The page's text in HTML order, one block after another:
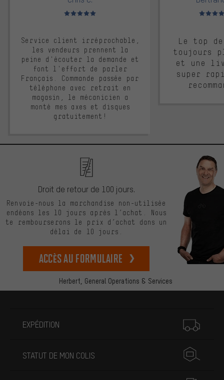
Note moyenne : 5 sur 5
Service client irréprochable,
les vendeurs prennent la
peine d'écouter la demande et
font l'effort de parler
Français. Commande passée par
téléphone avec retrait en
magasin, le mécanicien a
monté mes axes et disques
gratuitement!
Note
Le top
toujours
et une
super
Herbert, General Operations & Services
Droit de retour de 100 jours.
Renvoie-nous la marchandise non-utilisée
endéans les 10 jours après l’achat. Nous
te rembourserons le prix d’achat dans un
délai de 10 jours.
Accès au formulaire
EXPÉDITION
STATUT DE MON COLIS